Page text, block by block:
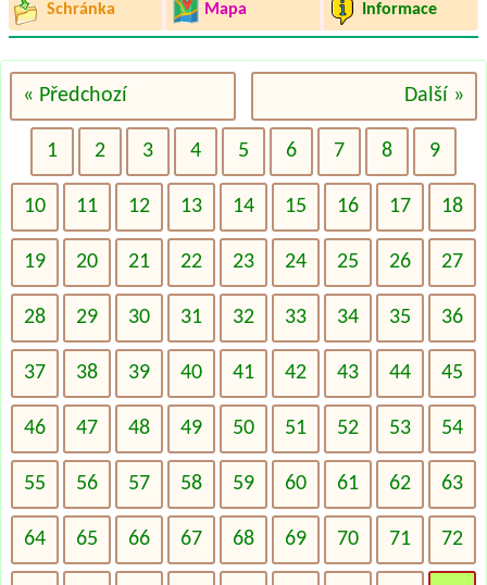
Schránka Mapa Informace
« Předchozí Další »
1 2 3 4 5 6 7 8 9
10 11 12 13 14 15 16 17 18
19 20 21 22 23 24 25 26 27
28 29 30 31 32 33 34 35 36
37 38 39 40 41 42 43 44 45
46 47 48 49 50 51 52 53 54
55 56 57 58 59 60 61 62 63
64 65 66 67 68 69 70 71 72